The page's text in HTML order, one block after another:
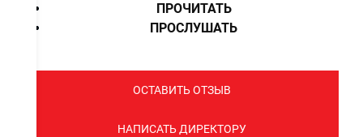
ПРОЧИТАТЬ
ПРОСЛУШАТЬ
ОСТАВИТЬ ОТЗЫВ
НАПИСАТЬ ДИРЕКТОРУ